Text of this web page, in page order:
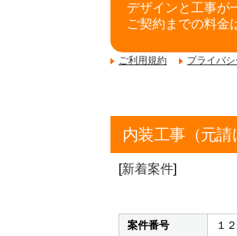
デザインと工事が
ご契約までの料金
ご利用規約 プライバ
内装工事（元
[新着案件]
案件番号 １